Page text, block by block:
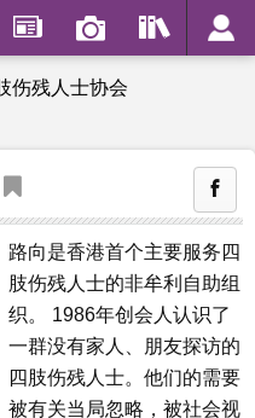
伤残人士协会
路向是香港首个主要服务四
肢伤残人士的非牟利自助组
织。 1986年创会人认识了
一群没有家人、朋友探访的
四肢伤残人士。他们的需要
被有关当局忽略，被社会视